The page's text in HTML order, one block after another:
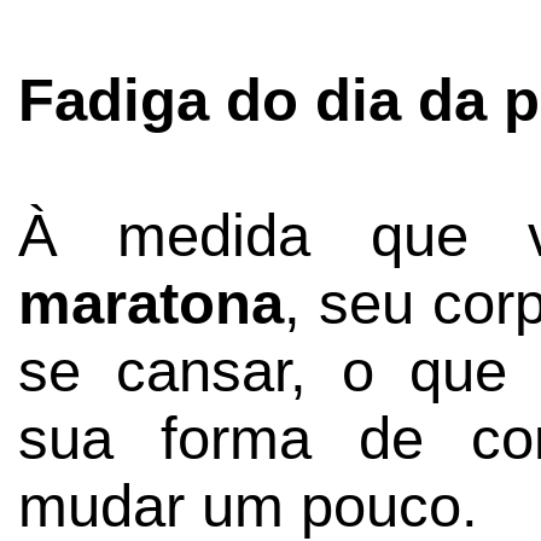
Fadiga do dia da
À medida que
maratona, seu
se cansar, o que
sua forma de
mudar um pouco.